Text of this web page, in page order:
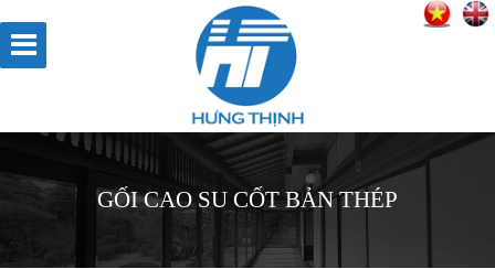
GỐI CAO SU CỐT BẢN THÉP